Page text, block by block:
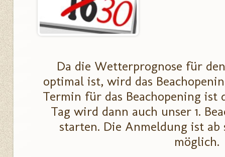
Da die Wetterprognose für
optimal ist, wird das
Termin für das Beachopening ist
Tag wird dann auch unser 1.
starten. Die Anmeldung ist
möglich.